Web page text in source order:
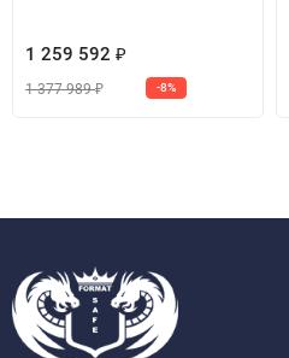
1 259 592 ₽
1 377 989₽ -8%